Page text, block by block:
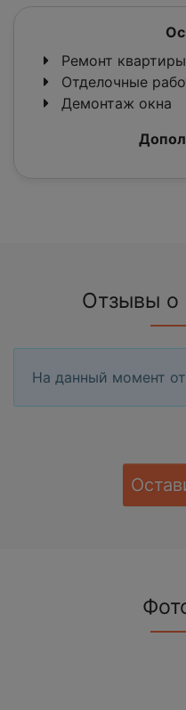
Ремонт
Отделочные
Демонтаж окна
Отзывы о
На данный момент